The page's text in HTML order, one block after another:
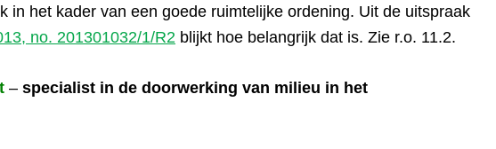
in het kader van een goede ruimtelijke ordening. Uit de uitspraak
no. 201301032/1/R2 blijkt hoe belangrijk dat is. Zie r.o. 11.2.
– specialist in de doorwerking van milieu in het